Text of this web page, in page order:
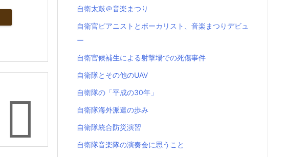

自衛太鼓＠音楽まつり
自衛官ピアニストとボーカリスト、音楽まつりデビュ
ー
自衛官候補生による射撃場での死傷事件
自衛隊とその他のUAV
自衛隊の「平成の30年」
自衛隊海外派遣の歩み
自衛隊統合防災演習
自衛隊音楽隊の演奏会に思うこと